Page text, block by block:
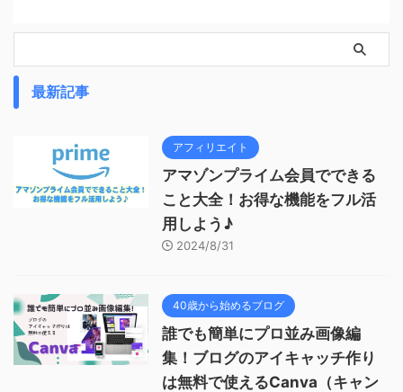
最新記事
アフィリエイト
アマゾンプライム会員でできる
こと大全！お得な機能をフル活
用しよう♪
2024/8/31
40歳から始めるブログ
誰でも簡単にプロ並み画像編
集！ブログのアイキャッチ作り
は無料で使えるCanva（キャン